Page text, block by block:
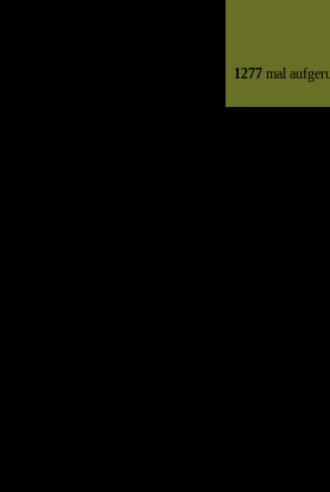
1277 mal